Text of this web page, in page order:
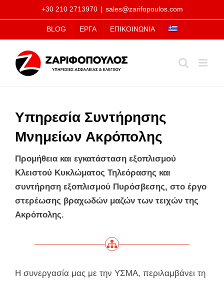
στο
περιεχόμενο
+30 210 2713970 | sales@zarifopoulos.com
BLOG ΕΡΓΑ ΕΠΙΚΟΙΝΩΝΙΑ
Υπηρεσία Συντήρησης
Μνημείων Ακρόπολης
Προμήθεια και εγκατάσταση εξοπλισμού
Κλειστού Κυκλώματος Τηλεόρασης και
συντήρηση εξοπλισμού Πυρόσβεσης, στο έργο
στερέωσης βραχωδών μαζών των τειχών της
Ακρόπολης.
Η συνεργασία μας με την ΥΣΜΑ, περιλαμβάνει τη